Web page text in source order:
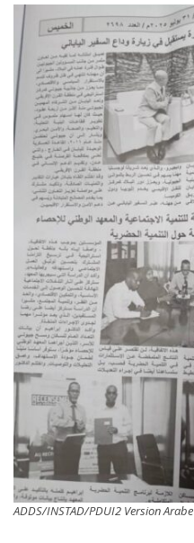
ADDS/INSTAD/PDUI2 Version Arabe